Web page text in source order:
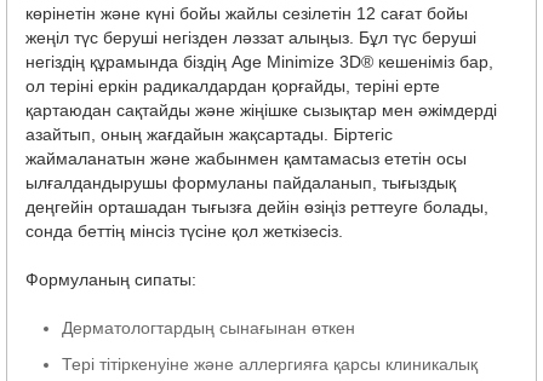
көрінетін және күні бойы жайлы сезілетін 12 сағат бойы
жеңіл түс беруші негізден ләззат алыңыз. Бұл түс беруші
негіздің құрамында біздің Age Minimize 3D® кешеніміз бар,
ол теріні еркін радикалдардан қорғайды, теріні ерте
қартаюдан сақтайды және жіңішке сызықтар мен әжімдерді
азайтып, оның жағдайын жақсартады. Біртегіс
жаймаланатын және жабынмен қамтамасыз ететін осы
ылғалдандырушы формуланы пайдаланып, тығыздық
деңгейін орташадан тығызға дейін өзіңіз реттеуге болады,
сонда беттің мінсіз түсіне қол жеткізесіз.
Формуланың сипаты:
Дерматологтардың сынағынан өткен
Тері тітіркенуіне және аллергияға қарсы клиникалық